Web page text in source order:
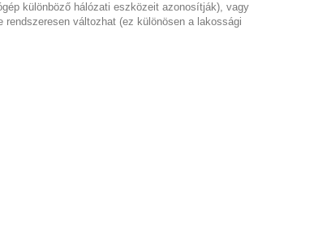
különböző hálózati eszközeit azonosítják), vagy
változhat (ez különösen a lakossági